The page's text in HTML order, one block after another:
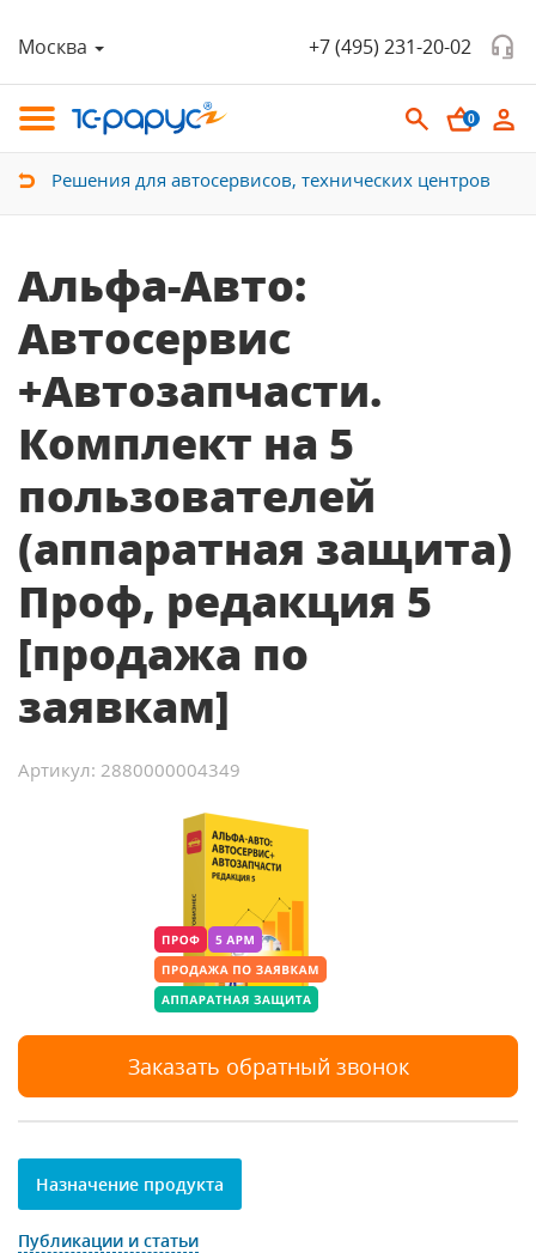
Москва +7 (495) 231-20-02
0
Решения для автосервисов, технических центров
Альфа-Авто:
Автосервис
+Автозапчасти.
Комплект на 5
пользователей
(аппаратная защита)
Проф, редакция 5
[продажа по
заявкам]
Артикул: 2880000004349
Заказать обратный звонок
Назначение продукта
Публикации и статьи